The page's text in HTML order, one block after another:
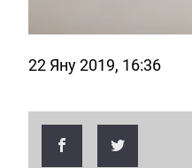
22 Яну 2019, 16:36